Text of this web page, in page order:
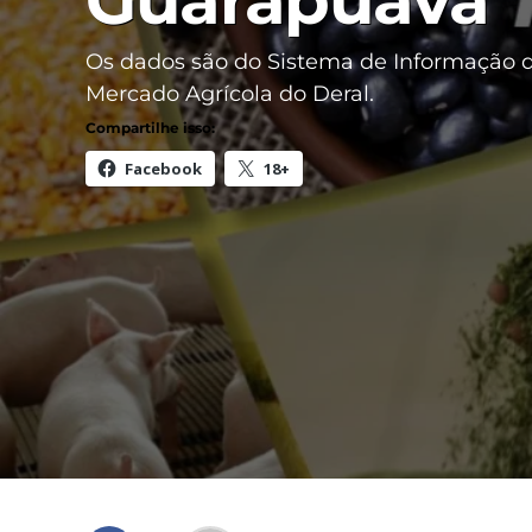
Os dados são do Sistema de Informação
Mercado Agrícola do Deral.
Compartilhe isso:
Facebook 18+